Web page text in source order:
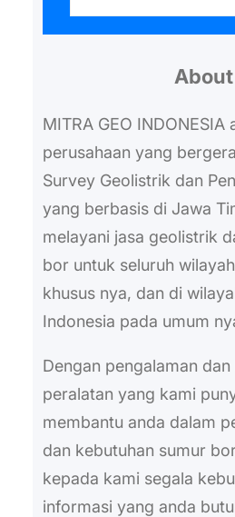
sumur bor
Sumur BorAbout
MITRA GEO INDONESIA
perusahaan yang
Survey Geolistrik dan
yang berbasis di Jawa
melayani jasa geolistrik
bor untuk seluruh
khusus nya, dan di
Indonesia pada umum
Dengan pengalaman
peralatan yang kami
membantu anda dalam
dan kebutuhan sumur
kepada kami segala
informasi yang anda